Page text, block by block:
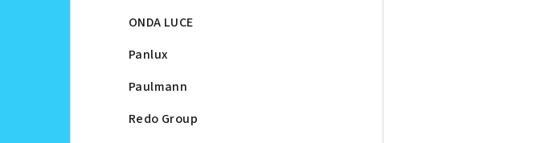
ONDA LUCE
Panlux
Paulmann
Redo Group